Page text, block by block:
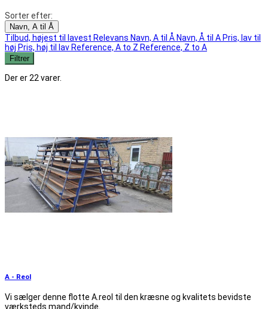
Sorter efter:
Navn, A til Å
Tilbud, højest til lavest Relevans Navn, A til Å Navn, Å til A Pris, lav til
høj Pris, høj til lav Reference, A to Z Reference, Z to A
Filtrer
Der er 22 varer.
A - Reol
Vi sælger denne flotte A.reol til den kræsne og kvalitets bevidste
værksteds mand/kvinde.